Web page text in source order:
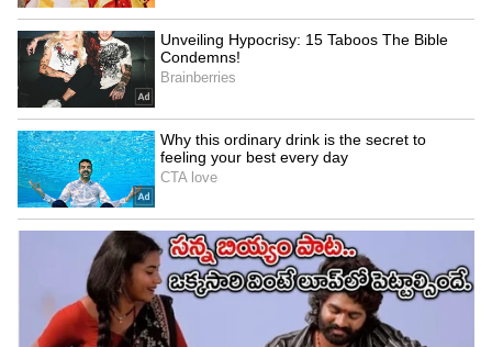
Image Credit :Gemini AI
వాయువ్య దిశ..
ఇంట్లో వాయువ్య దిక్కును కూడా పొరపాటున కూడా
ఖాళీగా ఉంచకూడదు. ఈ దిక్కు ఖాళీగా ఉంటే.. ఇంట్లో
గొడవలు, అపార్థాలు, సమస్యలు వచ్చే అవకాశం ఉంది.
అందుకే.. ఇంట్లో గొడవలు ఉండకూడదంటే.. ఈ దిక్కు
ఖాళీగా ఉండకూడదు.
ఉత్తర దిశ
ఉత్తర దిక్కుకు సంపద, శ్రేయస్సులకు అధిపతి అయిన